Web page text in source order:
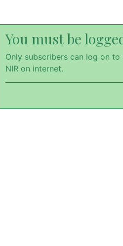
You must be
Only subscribers can log on
NIR on internet.